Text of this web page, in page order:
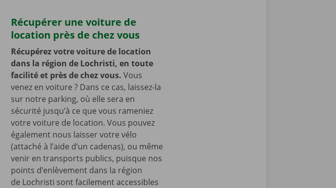
Récupérer une voiture de
location près de chez vous
Récupérez votre voiture de location
dans la région de Lochristi, en toute
facilité et près de chez vous. Vous
venez en voiture ? Dans ce cas, laissez-la
sur notre parking, où elle sera en
sécurité jusqu’à ce que vous rameniez
votre voiture de location. Vous pouvez
également nous laisser votre vélo
(attaché à l’aide d’un cadenas), ou même
venir en transports publics, puisque nos
points d’enlèvement dans la région
de Lochristi sont facilement accessibles